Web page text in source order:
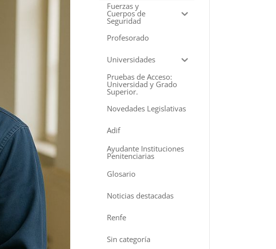
Fuerzas y
Cuerpos de
Seguridad
Profesorado
Universidades
Pruebas de Acceso:
Universidad y Grado
Superior.
Novedades Legislativas
Adif
Ayudante Instituciones
Penitenciarias
Glosario
Noticias destacadas
Renfe
Sin categoría